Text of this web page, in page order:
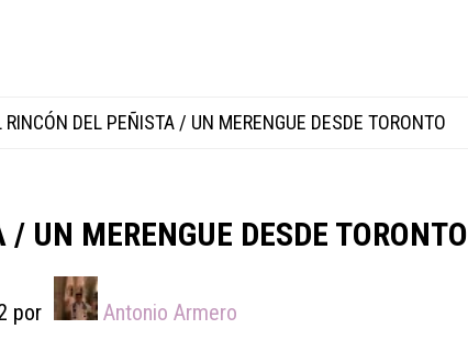
RINCÓN DEL PEÑISTA / UN MERENGUE DESDE TORONTO
UN MERENGUE DESDE TORONTO
por Antonio Armero